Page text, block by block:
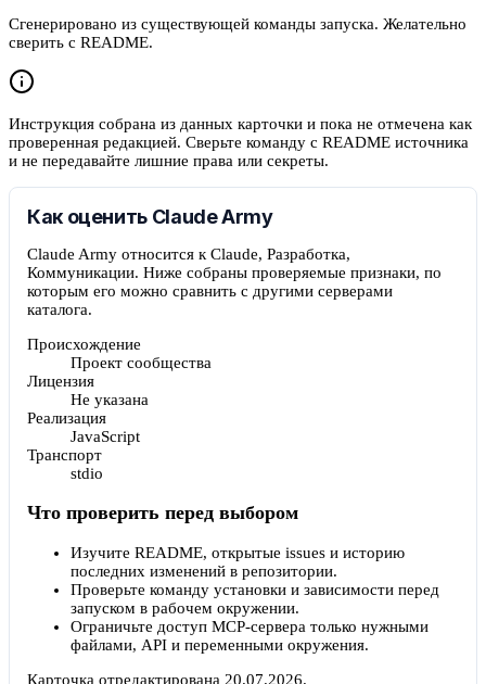
Сгенерировано из существующей команды запуска. Желательно
сверить с README.
Инструкция собрана из данных карточки и пока не отмечена как
проверенная редакцией. Сверьте команду с README источника
и не передавайте лишние права или секреты.
Как оценить Claude Army
Claude Army относится к Claude, Разработка,
Коммуникации. Ниже собраны проверяемые признаки, по
которым его можно сравнить с другими серверами
каталога.
Происхождение
Проект сообщества
Лицензия
Не указана
Реализация
JavaScript
Транспорт
stdio
Что проверить перед выбором
Изучите README, открытые issues и историю
последних изменений в репозитории.
Проверьте команду установки и зависимости перед
запуском в рабочем окружении.
Ограничьте доступ MCP-сервера только нужными
файлами, API и переменными окружения.
Карточка отредактирована 20.07.2026.